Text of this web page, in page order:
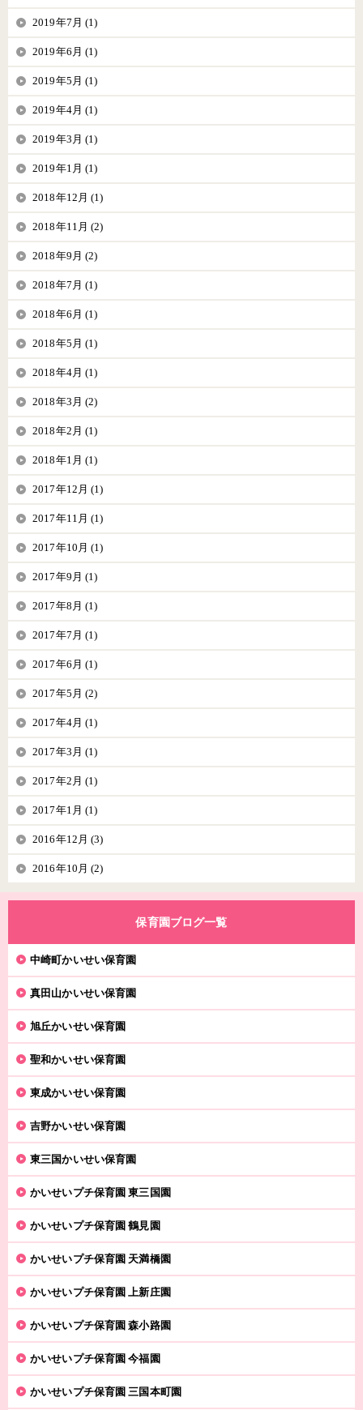
2019年7月 (1)
2019年6月 (1)
2019年5月 (1)
2019年4月 (1)
2019年3月 (1)
2019年1月 (1)
2018年12月 (1)
2018年11月 (2)
2018年9月 (2)
2018年7月 (1)
2018年6月 (1)
2018年5月 (1)
2018年4月 (1)
2018年3月 (2)
2018年2月 (1)
2018年1月 (1)
2017年12月 (1)
2017年11月 (1)
2017年10月 (1)
2017年9月 (1)
2017年8月 (1)
2017年7月 (1)
2017年6月 (1)
2017年5月 (2)
2017年4月 (1)
2017年3月 (1)
2017年2月 (1)
2017年1月 (1)
2016年12月 (3)
2016年10月 (2)
保育園ブログ一覧
中崎町かいせい保育園
真田山かいせい保育園
旭丘かいせい保育園
聖和かいせい保育園
東成かいせい保育園
吉野かいせい保育園
東三国かいせい保育園
かいせいプチ保育園 東三国園
かいせいプチ保育園 鶴見園
かいせいプチ保育園 天満橋園
かいせいプチ保育園 上新庄園
かいせいプチ保育園 森小路園
かいせいプチ保育園 今福園
かいせいプチ保育園 三国本町園